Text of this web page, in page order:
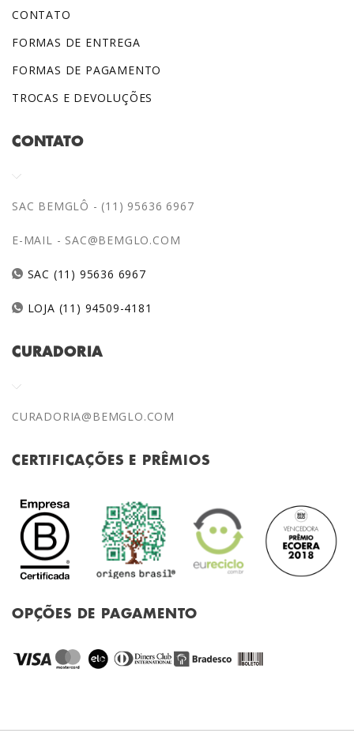
CONTATO
FORMAS DE ENTREGA
FORMAS DE PAGAMENTO
TROCAS E DEVOLUÇÕES
CONTATO
SAC BEMGLÔ - (11) 95636 6967
E-MAIL - SAC@BEMGLO.COM
SAC (11) 95636 6967
LOJA (11) 94509-4181
CURADORIA
CURADORIA@BEMGLO.COM
CERTIFICAÇÕES E PRÊMIOS
OPÇÕES DE PAGAMENTO